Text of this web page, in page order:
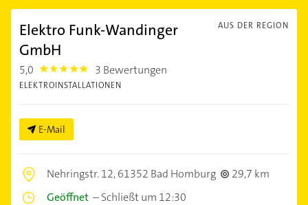
AUS DER REGION
Elektro Funk-Wandinger
GmbH
5,0 5.0 3 Bewertungen
ELEKTROINSTALLATIONEN
E-Mail
Nehringstr. 12,61352 Bad Homburg
29,7 km
Geöffnet –Schließt um 12:30